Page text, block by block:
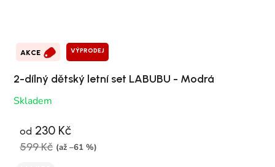
AKCE VÝPRODEJ
2-dílný dětský letní set LABUBU - Modrá
Skladem
od 230 Kč
599 Kč (až –61 %)